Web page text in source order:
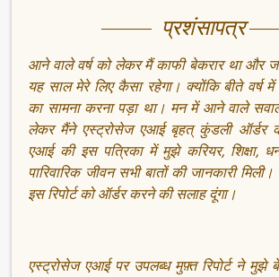
प्रशंसापत्र
आने वाले वर्ष को लेकर मैं काफी बेकरार था और
यह साल मेरे लिए कैसा रहेगा। क्योंकि बीते वर्ष
का सामना करना पड़ा था। मन में आने वाले
लेकर मैंने एस्ट्रोसेज एआई बृहत् कुंडली ऑर्डर
एआई की इस पत्रिका में मुझे करियर, शिक्षा,
पारिवारिक जीवन सभी बातों की जानकारी
इस रिपोर्ट को ऑर्डर करने की सलाह दूंगा।
एस्ट्रोसेज एआई पर उपलब्ध मुफ़्त रिपोर्ट ने मुझे